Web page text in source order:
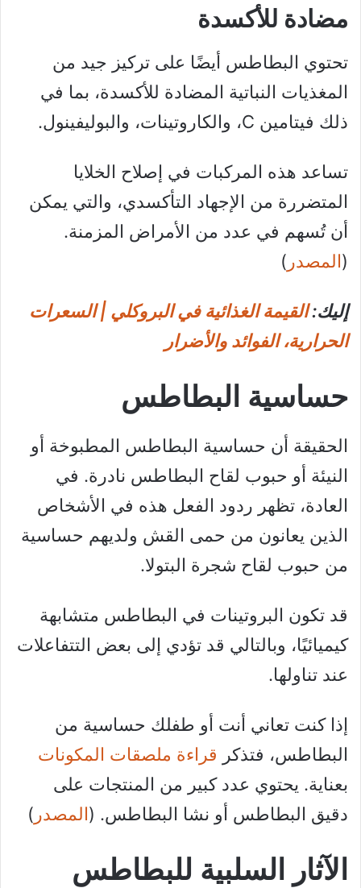
مضادة للأكسدة
تحتوي البطاطس أيضًا على تركيز جيد من
المغذيات النباتية المضادة للأكسدة، بما في
ذلك فيتامين C، والكاروتينات، والبوليفينول.
تساعد هذه المركبات في إصلاح الخلايا
المتضررة من الإجهاد التأكسدي، والتي يمكن
أن تُسهم في عدد من الأمراض المزمنة.
(المصدر )
إليك:القيمة الغذائية في البروكلي | السعرات
الحرارية، الفوائد والأضرار
حساسية البطاطس
الحقيقة أن حساسية البطاطس المطبوخة أو
النيئة أو حبوب لقاح البطاطس نادرة. في
العادة، تظهر ردود الفعل هذه في الأشخاص
الذين يعانون من حمى القش ولديهم حساسية
من حبوب لقاح شجرة البتولا.
قد تكون البروتينات في البطاطس متشابهة
كيميائيًا، وبالتالي قد تؤدي إلى بعض التتفاعلات
عند تناولها.
إذا كنت تعاني أنت أو طفلك حساسية من
البطاطس، فتذكر قراءة ملصقات المكونات
بعناية. يحتوي عدد كبير من المنتجات على
دقيق البطاطس أو نشا البطاطس. (المصدر )
الآثار السلبية للبطاطس